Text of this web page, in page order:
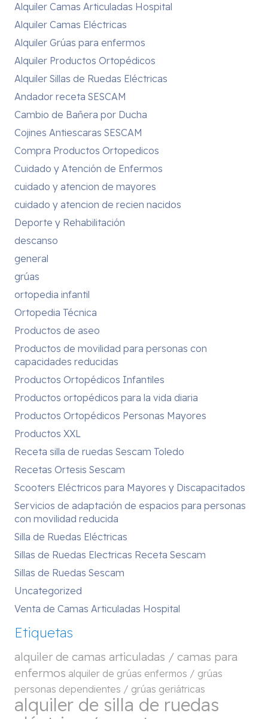
Alquiler Camas Articuladas Hospital
Alquiler Camas Eléctricas
Alquiler Grúas para enfermos
Alquiler Productos Ortopédicos
Alquiler Sillas de Ruedas Eléctricas
Andador receta SESCAM
Cambio de Bañera por Ducha
Cojines Antiescaras SESCAM
Compra Productos Ortopedicos
Cuidado y Atención de Enfermos
cuidado y atencion de mayores
cuidado y atencion de recien nacidos
Deporte y Rehabilitación
descanso
general
grúas
ortopedia infantil
Ortopedia Técnica
Productos de aseo
Productos de movilidad para personas con
capacidades reducidas
Productos Ortopédicos Infantiles
Productos ortopédicos para la vida diaria
Productos Ortopédicos Personas Mayores
Productos XXL
Receta silla de ruedas Sescam Toledo
Recetas Ortesis Sescam
Scooters Eléctricos para Mayores y Discapacitados
Servicios de adaptación de espacios para personas
con movilidad reducida
Silla de Ruedas Eléctricas
Sillas de Ruedas Electricas Receta Sescam
Sillas de Ruedas Sescam
Uncategorized
Venta de Camas Articuladas Hospital
Etiquetas
alquiler de camas articuladas / camas para
enfermos alquiler de grúas enfermos / grúas
personas dependientes / grúas geriátricas
alquiler de silla de ruedas